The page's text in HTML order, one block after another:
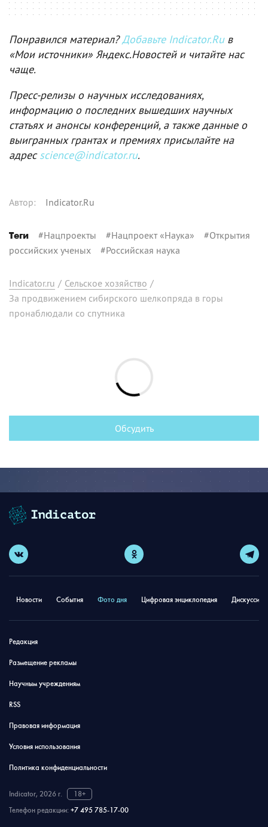
Понравился материал?Добавьте Indicator.Ruв
«Мои источники» Яндекс.Новостей и читайте нас
чаще.
Пресс-релизы о научных исследованиях,
информацию о последних вышедших научных
статьях и анонсы конференций, а также данные о
выигранных грантах и премиях присылайте на
адресscience@indicator.ru.
Автор: Indicator.Ru
Теги #Нацпроекты #Нацпроект «Наука» #Открытия
российских ученых #Российская наука
Indicator.ru / Сельское хозяйство /
За продвижением сибирского шелкопряда в горы
пронаблюдали со спутника
Обсудить
Новости События Фото дня Цифровая энциклопедия
Редакция
Размещение рекламы
Научным учреждениям
RSS
Правовая информация
Условия использования
Политика конфиденциальности
Indicator, 2026 г.
18+
Телефон редакции: +7 495 785-17-00